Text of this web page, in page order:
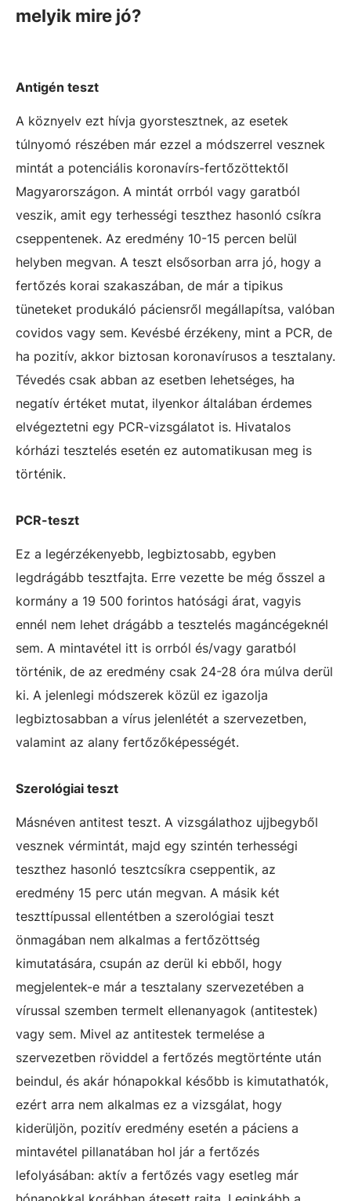
melyik mire jó?
Antigén teszt
A köznyelv ezt hívja gyorstesztnek, az esetek
túlnyomó részében már ezzel a módszerrel vesznek
mintát a potenciális koronavírs-fertőzöttektől
Magyarországon. A mintát orrból vagy garatból
veszik, amit egy terhességi teszthez hasonló csíkra
cseppentenek. Az eredmény 10-15 percen belül
helyben megvan. A teszt elsősorban arra jó, hogy a
fertőzés korai szakaszában, de már a tipikus
tüneteket produkáló páciensről megállapítsa, valóban
covidos vagy sem. Kevésbé érzékeny, mint a PCR, de
ha pozitív, akkor biztosan koronavírusos a tesztalany.
Tévedés csak abban az esetben lehetséges, ha
negatív értéket mutat, ilyenkor általában érdemes
elvégeztetni egy PCR-vizsgálatot is. Hivatalos
kórházi tesztelés esetén ez automatikusan meg is
történik.
PCR-teszt
Ez a legérzékenyebb, legbiztosabb, egyben
legdrágább tesztfajta. Erre vezette be még ősszel a
kormány a 19 500 forintos hatósági árat, vagyis
ennél nem lehet drágább a tesztelés magáncégeknél
sem. A mintavétel itt is orrból és/vagy garatból
történik, de az eredmény csak 24-28 óra múlva derül
ki. A jelenlegi módszerek közül ez igazolja
legbiztosabban a vírus jelenlétét a szervezetben,
valamint az alany fertőzőképességét.
Szerológiai teszt
Másnéven antitest teszt. A vizsgálathoz ujjbegyből
vesznek vérmintát, majd egy szintén terhességi
teszthez hasonló tesztcsíkra cseppentik, az
eredmény 15 perc után megvan. A másik két
teszttípussal ellentétben a szerológiai teszt
önmagában nem alkalmas a fertőzöttség
kimutatására, csupán az derül ki ebből, hogy
megjelentek-e már a tesztalany szervezetében a
vírussal szemben termelt ellenanyagok (antitestek)
vagy sem. Mivel az antitestek termelése a
szervezetben röviddel a fertőzés megtörténte után
beindul, és akár hónapokkal később is kimutathatók,
ezért arra nem alkalmas ez a vizsgálat, hogy
kiderüljön, pozitív eredmény esetén a páciens a
mintavétel pillanatában hol jár a fertőzés
lefolyásában: aktív a fertőzés vagy esetleg már